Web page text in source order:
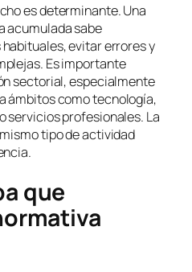
es determinante. Una
acumulada sabe
evitar errores y
Es importante
sectorial, especialmente
ámbitos como tecnología,
servicios profesionales. La
tipo de actividad
que